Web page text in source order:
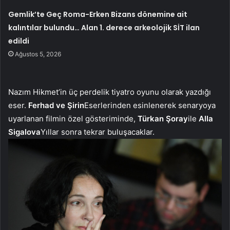
Gemlik’te Geç Roma-Erken Bizans dönemine ait
kalıntılar bulundu… Alan 1. derece arkeolojik SİT ilan
edildi
Ağustos 5, 2026
Nazım Hikmet’in üç perdelik tiyatro oyunu olarak yazdığı
eser. Ferhad ve ŞirinEserlerinden esinlenerek senaryoya
uyarlanan filmin özel gösteriminde, Türkan Şorayile Alla
SigalovaYıllar sonra tekrar buluşacaklar.